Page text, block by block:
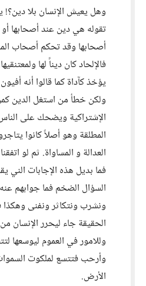
وهل يعيش الإنسان بلا دين؟!
تقوله هي دين عند أصحابها
أصحابها وقد تحكم أصحاب
فالإلحاد كان ديناً لها
يؤخذ كآداة كما قالوا أنه
ولكن خطأ من استغل الدين
الإشتراكية ويضحك على
المطلقة وهو أصلاً كانوا
العدالة و المساواة. ثم لو
فما بديل هذه الإجابات الني
السؤال الضخم فما جوابهم
ونشرب ونتكاثر ونفنى
الحقيقة جاء ليحرر الإنسان
وللامور في العموم ليوسعها
وأرحب فتتسع لملكوت
الأرض.